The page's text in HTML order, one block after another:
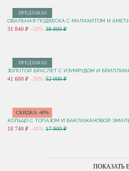
ПРЕДЗАКАЗ
ОВАЛЬНАЯ ПОДВЕСКА С МАЛАХИТОМ И
31 840 ₽ -20% 39 800 ₽
ПРЕДЗАКАЗ
ЗОЛОТОЙ БРАСЛЕТ С ИЗУМРУДОМ И
41 600 ₽ -20% 52 000 ₽
СКИДКА -40%
КОЛЬЦО С ТОПАЗОМ И БАКЛАЖАНОВОЙ
10 740 ₽ -40% 17 900 ₽
ПОКАЗАТЬ